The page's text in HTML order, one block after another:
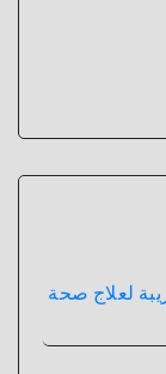
لعلاج صحة